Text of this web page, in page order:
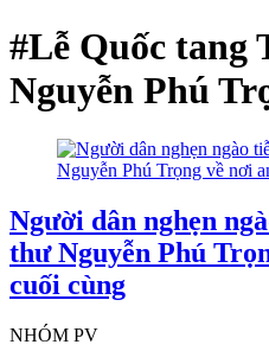
#Lễ Quốc tang
Nguyễn Phú
Người dân nghẹn
thư Nguyễn Phú
cuối cùng
NHÓM PV